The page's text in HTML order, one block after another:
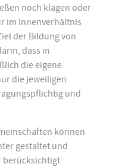
noch klagen oder
im Innenverhältnis
der Bildung von
dass in
die eigene
die jeweiligen
und
können
gestaltet und
berücksichtigt